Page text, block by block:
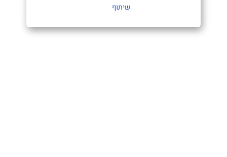
שיתוף